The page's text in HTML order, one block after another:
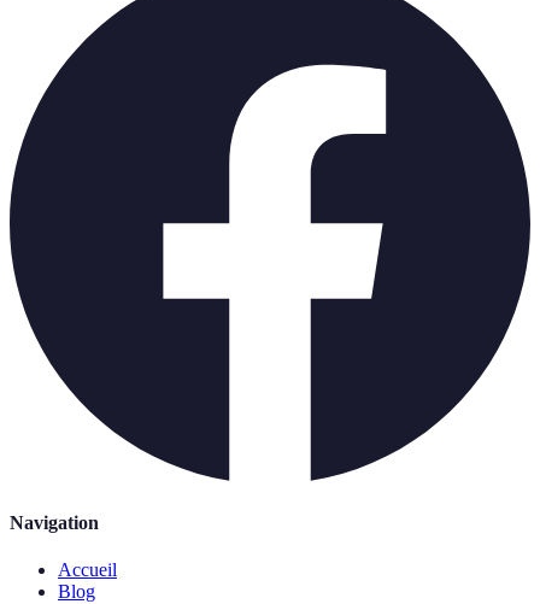
Navigation
Accueil
Blog